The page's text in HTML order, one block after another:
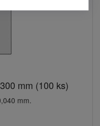
mm (100 ks)
mm.